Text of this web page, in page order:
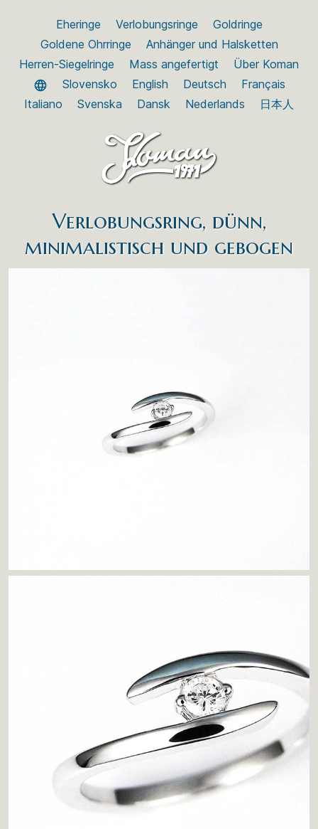
Eheringe Verlobungsringe
Goldringe
Goldene Ohrringe
Anhänger und Halsketten
Herren-Siegelringe
Mass angefertigt
Über Koman
Slovensko
English Deutsch
Français
Italiano
Svenska Dansk Nederlands 日本人
Verlobungsring, dünn,
minimalistisch und gebogen